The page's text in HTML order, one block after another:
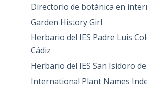
Directorio de botánica en
Garden History Girl
Herbario del IES Padre Luis
Cádiz
Herbario del IES San Isidoro
International Plant Names